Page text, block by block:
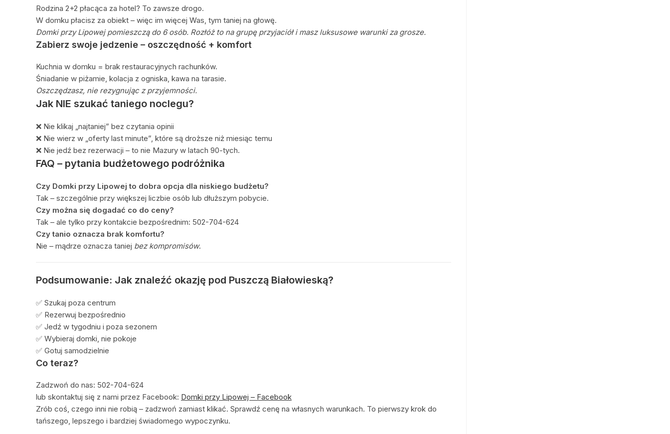
Rodzina 2+2 płacąca za hotel? To zawsze drogo.
W domku płacisz za obiekt – więc im więcej Was, tym taniej na głowę.
Domki przy Lipowej pomieszczą do 6 osób. Rozłóż to na grupę przyjaciół i masz luksusowe warunki za grosze.
Zabierz swoje jedzenie – oszczędność + komfort
Kuchnia w domku = brak restauracyjnych rachunków.
Śniadanie w piżamie, kolacja z ogniska, kawa na tarasie.
Oszczędzasz, nie rezygnując z przyjemności.
Jak NIE szukać taniego noclegu?
❌ Nie klikaj „najtaniej” bez czytania opinii
❌ Nie wierz w „oferty last minute”, które są droższe niż miesiąc temu
❌ Nie jedź bez rezerwacji – to nie Mazury w latach 90-tych.
FAQ – pytania budżetowego podróżnika
Czy Domki przy Lipowej to dobra opcja dla niskiego budżetu?
Tak – szczególnie przy większej liczbie osób lub dłuższym pobycie.
Czy można się dogadać co do ceny?
Tak – ale tylko przy kontakcie bezpośrednim: 502-704-624
Czy tanio oznacza brak komfortu?
Nie – mądrze oznacza taniej bez kompromisów.
Podsumowanie: Jak znaleźć okazję pod Puszczą Białowieską?
✅ Szukaj poza centrum
✅ Rezerwuj bezpośrednio
✅ Jedź w tygodniu i poza sezonem
✅ Wybieraj domki, nie pokoje
✅ Gotuj samodzielnie
Co teraz?
Zadzwoń do nas: 502-704-624
lub skontaktuj się z nami przez Facebook: Domki przy Lipowej – Facebook
Zrób coś, czego inni nie robią – zadzwoń zamiast klikać. Sprawdź cenę na własnych warunkach. To pierwszy krok do
tańszego, lepszego i bardziej świadomego wypoczynku.